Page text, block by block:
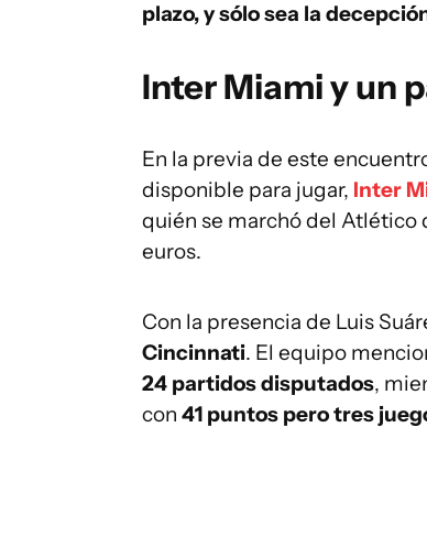
plazo, y sólo sea la
Inter Miami y un
En la previa de este
disponible para jugar, Inter
quién se marchó del Atlético
euros.
Con la presencia de Luis
Cincinnati. El equipo
24 partidos disputados,
con 41 puntos pero tres